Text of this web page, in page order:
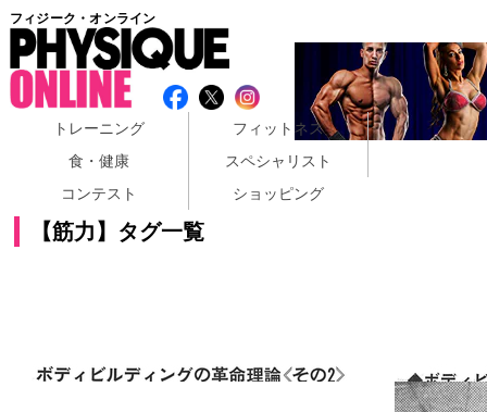
フィジーク・オンライン
トレーニング
フィットネス
食・健康
スペシャリスト
コンテスト
ショッピング
【筋力】タグ一覧